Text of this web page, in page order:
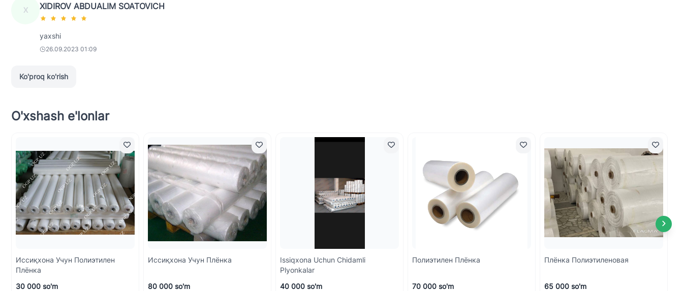
X XIDIROV ABDUALIM SOATOVICH
yaxshi
26.09.2023 01:09
Ko'proq ko'rish
O'xshash e'lonlar
Иссиқхона Учун Полиэтилен
Плёнка
30 000 so'm
Иссиқхона Учун Плёнка
80 000 so'm
Issiqxona Uchun Chidamli
Plyonkalar
40 000 so'm
Полиэтилен Плёнка
70 000 so'm
Плёнка Полиэтиленовая
65 000 so'm